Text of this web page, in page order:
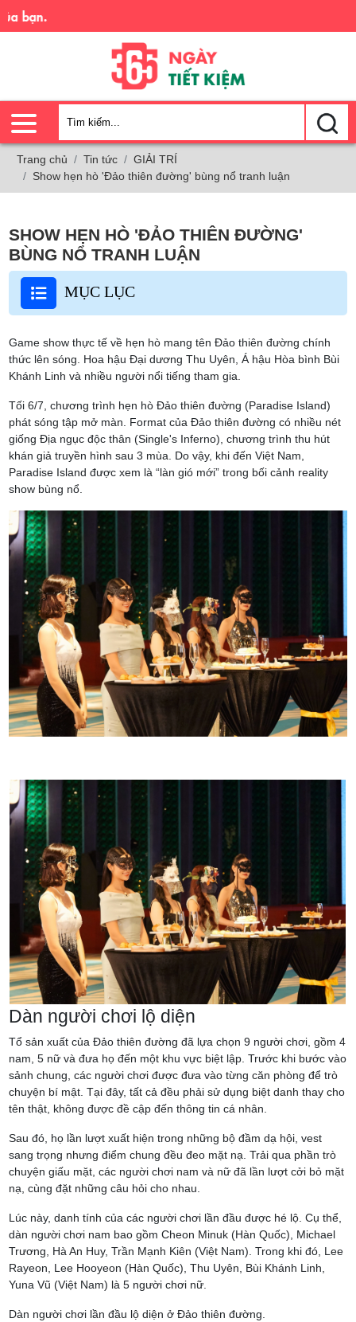
Trang chủ Tin tức
GIẢI TRÍ
Show hẹn hò 'Đảo thiên đường' bùng nổ tranh luận
SHOW HẸN HÒ 'ĐẢO THIÊN ĐƯỜNG'
BÙNG NỔ TRANH LUẬN
MỤC LỤC
Game show thực tế về hẹn hò mang tên Đảo thiên đường chính
thức lên sóng. Hoa hậu Đại dương Thu Uyên, Á hậu Hòa bình Bùi
Khánh Linh và nhiều người nổi tiếng tham gia.
Tối 6/7, chương trình hẹn hò Đảo thiên đường (Paradise Island)
phát sóng tập mở màn. Format của Đảo thiên đường có nhiều nét
giống Địa ngục độc thân (Single's Inferno), chương trình thu hút
khán giả truyền hình sau 3 mùa. Do vậy, khi đến Việt Nam,
Paradise Island được xem là “làn gió mới” trong bối cảnh reality
show bùng nổ.
Dàn người chơi lộ diện
Tổ sản xuất của Đảo thiên đường đã lựa chọn 9 người chơi, gồm 4
nam, 5 nữ và đưa họ đến một khu vực biệt lập. Trước khi bước vào
sảnh chung, các người chơi được đưa vào từng căn phòng để trò
chuyện bí mật. Tại đây, tất cả đều phải sử dụng biệt danh thay cho
tên thật, không được đề cập đến thông tin cá nhân.
Sau đó, họ lần lượt xuất hiện trong những bộ đầm dạ hội, vest
sang trọng nhưng điểm chung đều đeo mặt nạ. Trải qua phần trò
chuyện giấu mặt, các người chơi nam và nữ đã lần lượt cởi bỏ mặt
nạ, cùng đặt những câu hỏi cho nhau.
Lúc này, danh tính của các người chơi lần đầu được hé lộ. Cụ thể,
dàn người chơi nam bao gồm Cheon Minuk (Hàn Quốc), Michael
Trương, Hà An Huy, Trần Mạnh Kiên (Việt Nam). Trong khi đó, Lee
Rayeon, Lee Hooyeon (Hàn Quốc), Thu Uyên, Bùi Khánh Linh,
Yuna Vũ (Việt Nam) là 5 người chơi nữ.
Dàn người chơi lần đầu lộ diện ở Đảo thiên đường.